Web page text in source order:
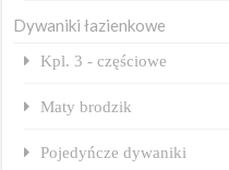
Dywaniki łazienkowe
Kpl. 3 - częściowe
Maty brodzik
Pojedyńcze dywaniki